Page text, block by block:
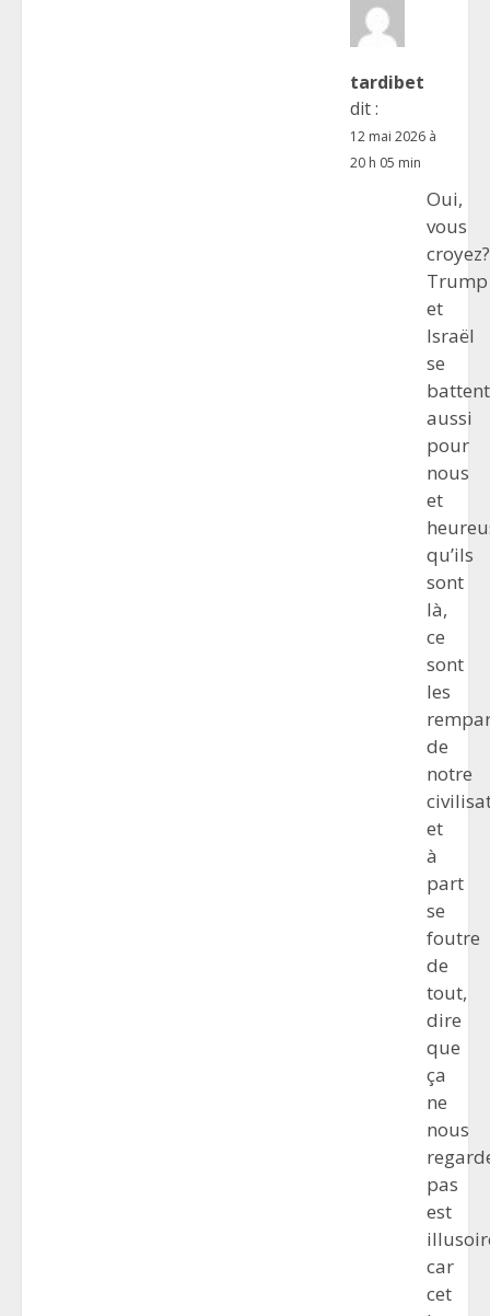
tardibet
dit :
12 mai 2026 à
20 h 05 min
Oui,
vous
croyez?
Trump
et
Israël
se
battent
aussi
pour
nous
et
qu’ils
sont
là,
ce
sont
les
de
notre
et
à
part
se
foutre
de
tout,
dire
que
ça
ne
nous
pas
est
car
cet